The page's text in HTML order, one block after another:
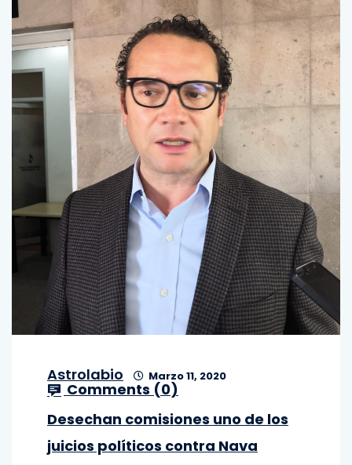
Astrolabio Marzo 11, 2020
Comments (0)
Desechan comisiones uno de los
juicios políticos contra Nava